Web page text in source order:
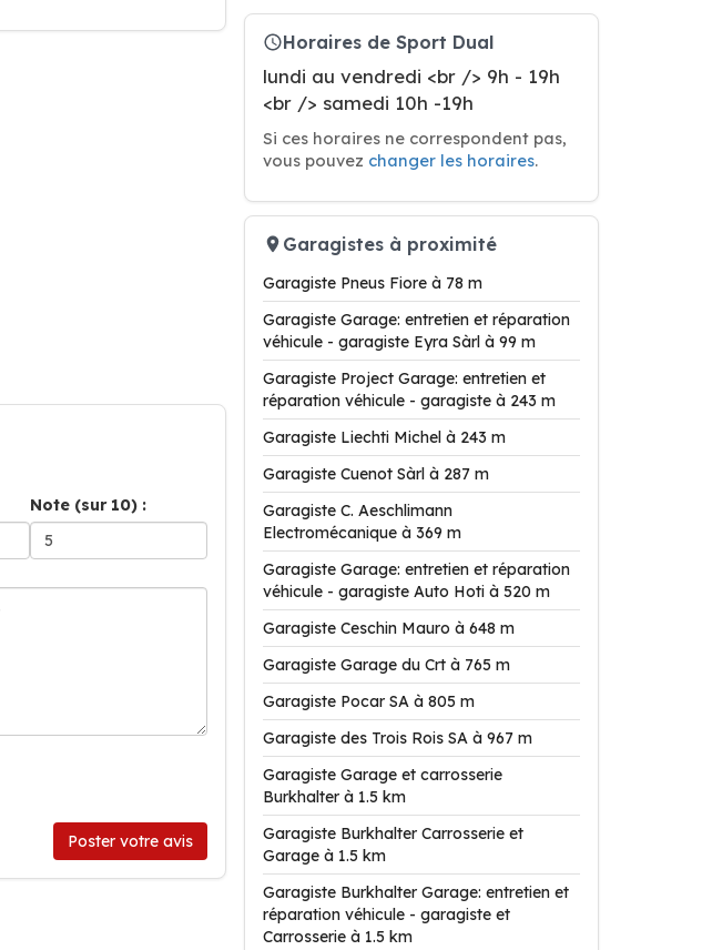
Note (sur 10) :
Poster votre avis
Horaires de Sport Dual
lundi au vendredi <br /> 9h - 19h
<br /> samedi 10h -19h
Si ces horaires ne correspondent pas,
vous pouvez changer les horaires.
Garagistes à proximité
Garagiste Pneus Fiore à 78 m
Garagiste Garage: entretien et réparation
véhicule - garagiste Eyra Sàrl à 99 m
Garagiste Project Garage: entretien et
réparation véhicule - garagiste à 243 m
Garagiste Liechti Michel à 243 m
Garagiste Cuenot Sàrl à 287 m
Garagiste C. Aeschlimann
Electromécanique à 369 m
Garagiste Garage: entretien et réparation
véhicule - garagiste Auto Hoti à 520 m
Garagiste Ceschin Mauro à 648 m
Garagiste Garage du Crt à 765 m
Garagiste Pocar SA à 805 m
Garagiste des Trois Rois SA à 967 m
Garagiste Garage et carrosserie
Burkhalter à 1.5 km
Garagiste Burkhalter Carrosserie et
Garage à 1.5 km
Garagiste Burkhalter Garage: entretien et
réparation véhicule - garagiste et
Carrosserie à 1.5 km